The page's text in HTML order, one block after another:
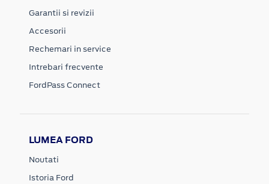
Garantii si revizii
Accesorii
Rechemari in service
Intrebari frecvente
FordPass Connect
LUMEA FORD
Noutati
Istoria Ford